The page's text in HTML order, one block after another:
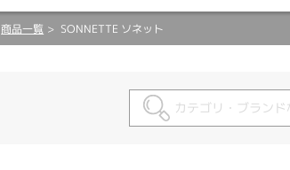
商品一覧 SONNETTE ソネット